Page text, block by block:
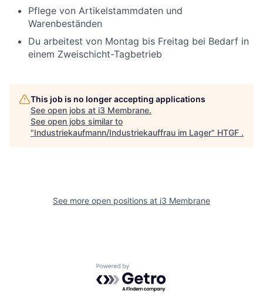
Pflege von Artikelstammdaten und
Warenbeständen
Du arbeitest von Montag bis Freitag bei Bedarf in
einem Zweischicht-Tagbetrieb
This job is no longer accepting applications
See open jobs at i3 Membrane.
See open jobs similar to
"Industriekaufmann/Industriekauffrau im Lager" HTGF .
See more open positions at i3 Membrane
Powered by Getro.com